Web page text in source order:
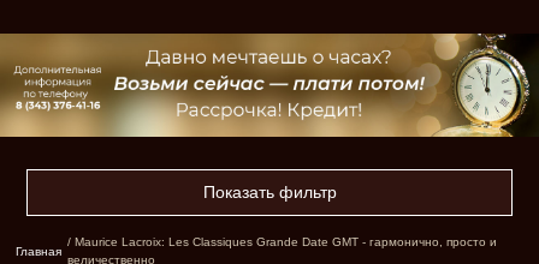
Показать фильтр
Главная
/ Maurice Lacroix: Les Classiques Grande Date GMT - гармонично, просто и
величественно